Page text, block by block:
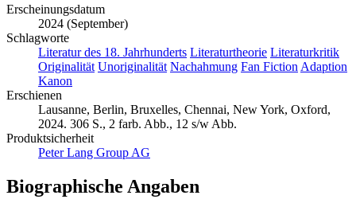
Erscheinungsdatum
2024 (September)
Schlagworte
Literatur des 18. Jahrhunderts Literaturtheorie Literaturkritik
Originalität Unoriginalität Nachahmung Fan Fiction Adaption
Kanon
Erschienen
Lausanne, Berlin, Bruxelles, Chennai, New York, Oxford,
2024. 306 S., 2 farb. Abb., 12 s/w Abb.
Produktsicherheit
Peter Lang Group AG
Biographische Angaben